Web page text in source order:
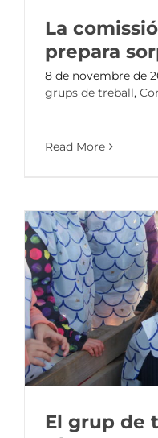
La
prepara
8 de novembre de
grups de treball,
Read More
El grup de